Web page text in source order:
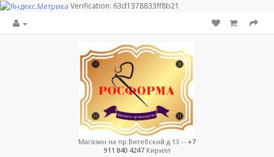
Verification: 63d1378833ff8b21
Магазин на пр.Витебский д.13 -- +7
911 840 4247Кирилл